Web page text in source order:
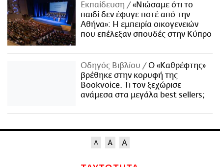
Εκπαίδευση
«Νιώσαμε ότι το
παιδί δεν έφυγε ποτέ από την
Αθήνα»: Η εμπειρία οικογενειών
που επέλεξαν σπουδές στην Κύπρο
Οδηγός Βιβλίου
Ο «Καθρέφτης»
βρέθηκε στην κορυφή της
Bookvoice. Τι τον ξεχώρισε
ανάμεσα στα μεγάλα best sellers;